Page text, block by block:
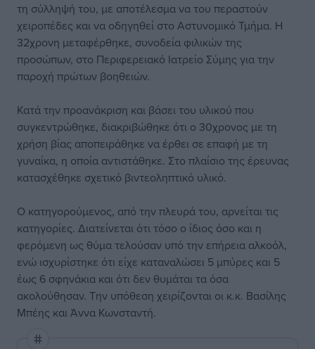
τη σύλληψή του, με αποτέλεσμα να του περαστούν
χειροπέδες και να οδηγηθεί στο Αστυνομικό Τμήμα. Η
32χρονη μεταφέρθηκε, συνοδεία φιλικών της
προσώπων, στο Περιφερειακό Ιατρείο Σύμης για την
παροχή πρώτων βοηθειών.
Κατά την προανάκριση και βάσει του υλικού που
συγκεντρώθηκε, διακριβώθηκε ότι ο 30χρονος με τη
χρήση βίας αποπειράθηκε να έρθει σε επαφή με τη
γυναίκα, η οποία αντιστάθηκε. Στο πλαίσιο της έρευνας
κατασχέθηκε σχετικό βιντεοληπτικό υλικό.
Ο κατηγορούμενος, από την πλευρά του, αρνείται τις
κατηγορίες. Διατείνεται ότι τόσο ο ίδιος όσο και η
φερόμενη ως θύμα τελούσαν υπό την επήρεια αλκοόλ,
ενώ ισχυρίστηκε ότι είχε καταναλώσει 5 μπύρες και 5
έως 6 σφηνάκια και ότι δεν θυμάται τα όσα
ακολούθησαν. Την υπόθεση χειρίζονται οι κ.κ. Βασίλης
Μπέης και Άννα Κωνσταντή.